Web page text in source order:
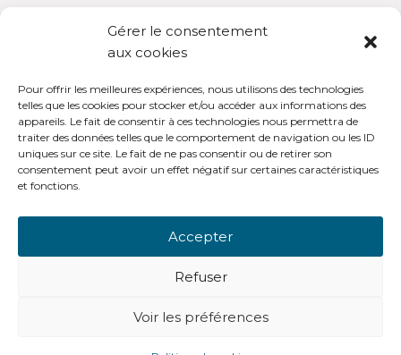
Mentions légales
Conditions générales d’utilisation
OpenSub Portail V3.0
Gérer le consentement
aux cookies
Pour offrir les meilleures expériences, nous utilisons des technologies
telles que les cookies pour stocker et/ou accéder aux informations des
appareils. Le fait de consentir à ces technologies nous permettra de
traiter des données telles que le comportement de navigation ou les ID
uniques sur ce site. Le fait de ne pas consentir ou de retirer son
consentement peut avoir un effet négatif sur certaines caractéristiques
et fonctions.
Accepter
Refuser
Voir les préférences